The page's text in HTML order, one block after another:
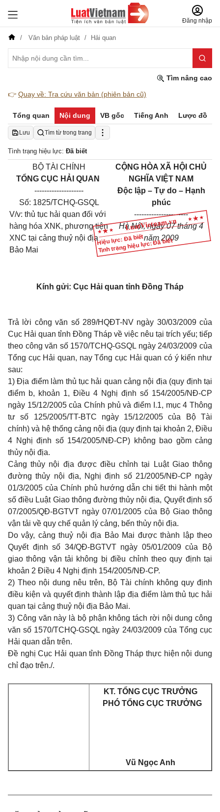
Đăng nhập
Văn bản pháp luật Hải quan
Tìm nâng cao
👉 Quay về: Tra cứu văn bản (phiên bản cũ)
Tổng quan Nội dung VB gốc Tiếng Anh Lược đồ
Lưu Tìm từ trong trang
Tình trạng hiệu lực: Đã biết
Hiệu lực: Đã biết
Tình trạng hiệu lực: Đã biết
BỘ TÀI CHÍNH
TỔNG CỤC HẢI QUAN
--------------------
Số: 1825/TCHQ-GSQL
V/v: thủ tục hải quan đối với
hàng hóa XNK, phương tiện
XNC tại cảng thuỷ nội địa
Bảo Mai
CỘNG HÒA XÃ HỘI CHỦ
NGHĨA VIỆT NAM
Độc lập – Tự do – Hạnh
phúc
----------------------
Hà Nội, ngày 07 tháng 4
năm 2009
Kính gửi: Cục Hải quan tỉnh Đồng Tháp
Trả lời công văn số 289/HQĐT-NV ngày 30/03/2009 của
Cục Hải quan tỉnh Đồng Tháp về việc nêu tại trích yếu; tiếp
theo công văn số 1570/TCHQ-GSQL ngày 24/03/2009 của
Tổng cục Hải quan, nay Tổng cục Hải quan có ý kiến như
sau:
1) Địa điểm làm thủ tục hải quan cảng nội địa (quy định tại
điểm b, khoản 1, Điều 4 Nghị định số 154/2005/NĐ-CP
ngày 15/12/2005 của Chính phủ và điểm I.1, mục 4 Thông
tư số 125/2005/TT-BTC ngày 15/12/2005 của Bộ Tài
chính) và hệ thống cảng nội địa (quy định tại khoản 2, Điều
4 Nghị định số 154/2005/NĐ-CP) không bao gồm cảng
thủy nội địa.
Cảng thủy nội địa được điều chỉnh tại Luật Giao thông
đường thủy nội địa, Nghị định số 21/2005/NĐ-CP ngày
01/3/2005 của Chính phủ hướng dẫn chi tiết thi hành một
số điều Luật Giao thông đường thủy nội địa, Quyết định số
07/2005/QĐ-BGTVT ngày 07/01/2005 của Bộ Giao thông
vận tải về quy chế quản lý cảng, bến thủy nội địa.
Do vậy, cảng thuỷ nội địa Bảo Mai được thành lập theo
Quyết định số 34/QĐ-BGTVT ngày 05/01/2009 của Bộ
giao thông vận tải không bị điều chỉnh theo quy định tại
khoản 2 Điều 4 Nghị định 154/2005/NĐ-CP.
2) Theo nội dung nêu trên, Bộ Tài chính không quy định
điều kiện và quyết định thành lập địa điểm làm thủ tục hải
quan tại cảng thuỷ nội địa Bảo Mai.
3) Công văn này là bộ phận không tách rời nội dung công
văn số 1570/TCHQ-GSQL ngày 24/03/2009 của Tổng cục
Hải quan dẫn trên.
Đề nghị Cục Hải quan tỉnh Đồng Tháp thực hiện nội dung
chỉ đạo trên./.
KT. TỔNG CỤC TRƯỞNG
PHÓ TỔNG CỤC TRƯỞNG
Vũ Ngọc Anh